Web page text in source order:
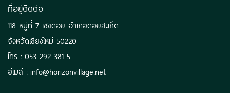
ที่อยู่ติดต่อ
118 หมู่ที่ 7 เชิงดอย อำเภอดอยสะเก็ด
จังหวัดเชียงใหม่ 50220
โทร : 053 292 381-5
อีเมล์ : info@horizonvillage.net